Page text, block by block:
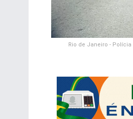
Rio de Janeiro -